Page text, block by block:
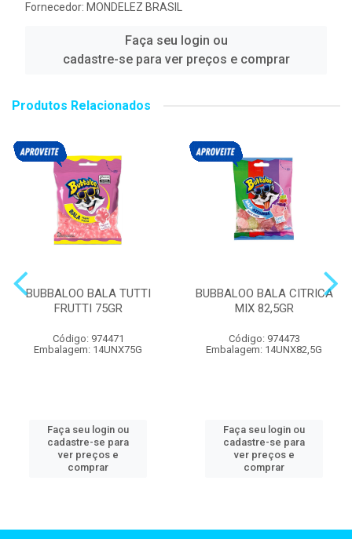
Fornecedor: MONDELEZ BRASIL
Faça seu login ou
cadastre-se para ver preços e comprar
Produtos Relacionados
BUBBALOO BALA TUTTI
FRUTTI 75GR
Código: 974471
Embalagem: 14UNX75G
Faça seu login ou
cadastre-se para
ver preços e
comprar
BUBBALOO BALA CITRICA
MIX 82,5GR
Código: 974473
Embalagem: 14UNX82,5G
Faça seu login ou
cadastre-se para
ver preços e
comprar